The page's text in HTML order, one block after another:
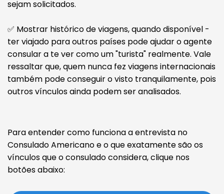
sejam solicitados.
✅ Mostrar histórico de viagens, quando disponível -
ter viajado para outros países pode ajudar o agente
consular a te ver como um "turista" realmente. Vale
ressaltar que, quem nunca fez viagens internacionais
também pode conseguir o visto tranquilamente, pois
outros vínculos ainda podem ser analisados.
Para entender como funciona a entrevista no
Consulado Americano e o que exatamente são os
vínculos que o consulado considera, clique nos
botões abaixo: